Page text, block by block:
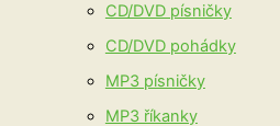
CD/DVD písničky
CD/DVD pohádky
MP3 písničky
MP3 říkanky